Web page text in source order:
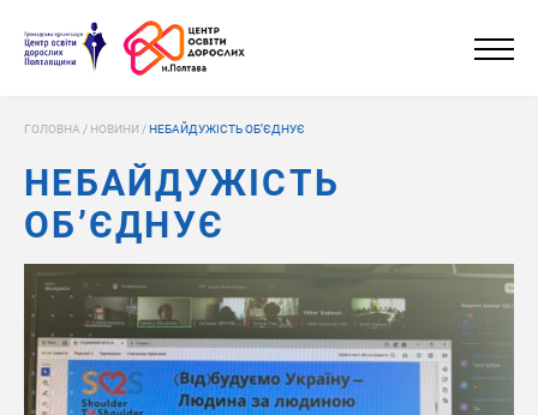
ГОЛОВНА / НОВИНИ /НЕБАЙДУЖІСТЬ ОБ’ЄДНУЄ
НЕБАЙДУЖІСТЬ
ОБ’ЄДНУЄ